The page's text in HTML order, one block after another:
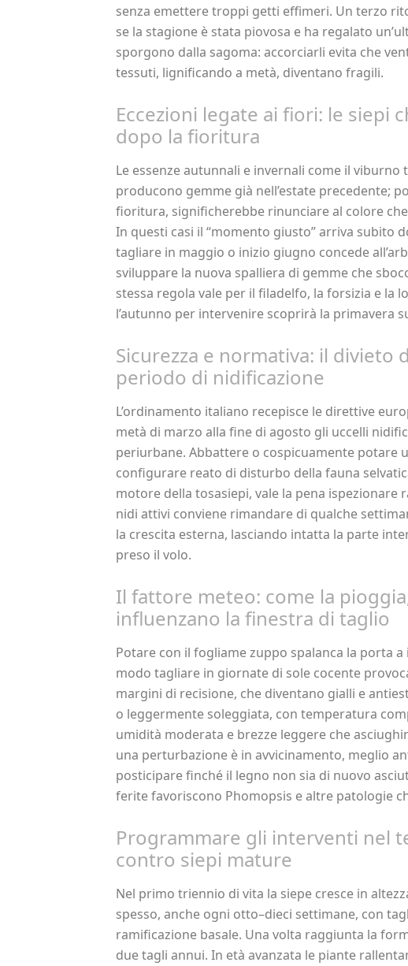
senza emettere troppi getti effimeri. Un terzo
se la stagione è stata piovosa e ha regalato
sporgono dalla sagoma: accorciarli evita che
tessuti, lignificando a metà, diventano fragili.
Eccezioni legate ai fiori: le siepi
dopo la fioritura
Le essenze autunnali e invernali come il viburno
producono gemme già nell’estate precedente;
fioritura, significherebbe rinunciare al colore
In questi casi il “momento giusto” arriva subito
tagliare in maggio o inizio giugno concede
sviluppare la nuova spalliera di gemme che
stessa regola vale per il filadelfo, la forsizia e la
l’autunno per intervenire scoprirà la primavera
Sicurezza e normativa: il divieto
periodo di nidificazione
L’ordinamento italiano recepisce le direttive
metà di marzo alla fine di agosto gli uccelli
periurbane. Abbattere o cospicuamente potare
configurare reato di disturbo della fauna
motore della tosasiepi, vale la pena ispezionare
nidi attivi conviene rimandare di qualche
la crescita esterna, lasciando intatta la parte
preso il volo.
Il fattore meteo: come la
influenzano la finestra di taglio
Potare con il fogliame zuppo spalanca la porta
modo tagliare in giornate di sole cocente
margini di recisione, che diventano gialli e
o leggermente soleggiata, con temperatura
umidità moderata e brezze leggere che
una perturbazione è in avvicinamento, meglio
posticipare finché il legno non sia di nuovo
ferite favoriscono Phomopsis e altre patologie
Programmare gli interventi nel
contro siepi mature
Nel primo triennio di vita la siepe cresce in
spesso, anche ogni otto–dieci settimane, con
ramificazione basale. Una volta raggiunta la
due tagli annui. In età avanzata le piante